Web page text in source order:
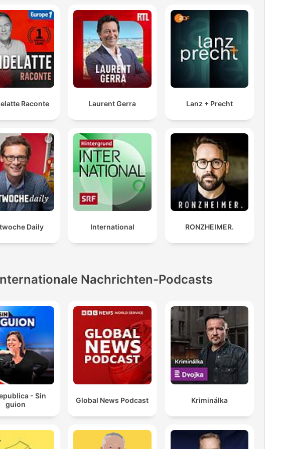
definitiewe weerspeeling van die veerkragtigheid van
die significantse landbouw.
00:37:37 · Dr. Kobus Loopscher verduidelik hoe die groot
mielieoes die veerkragtigheid van die landbousektor bewys.
Die hele ewewig word versteerd. En allemaal besef dit,
ek denk, daar is groot dringendheid in die hele wêreld,
dat hierdie krisis moet opgelos word.
Raconte Laurent Gerra Lanz + Precht
Daily International RONZHEIMER.
Nachrichten-Podcasts
- Sin
guion
Global News Podcast Kriminálka